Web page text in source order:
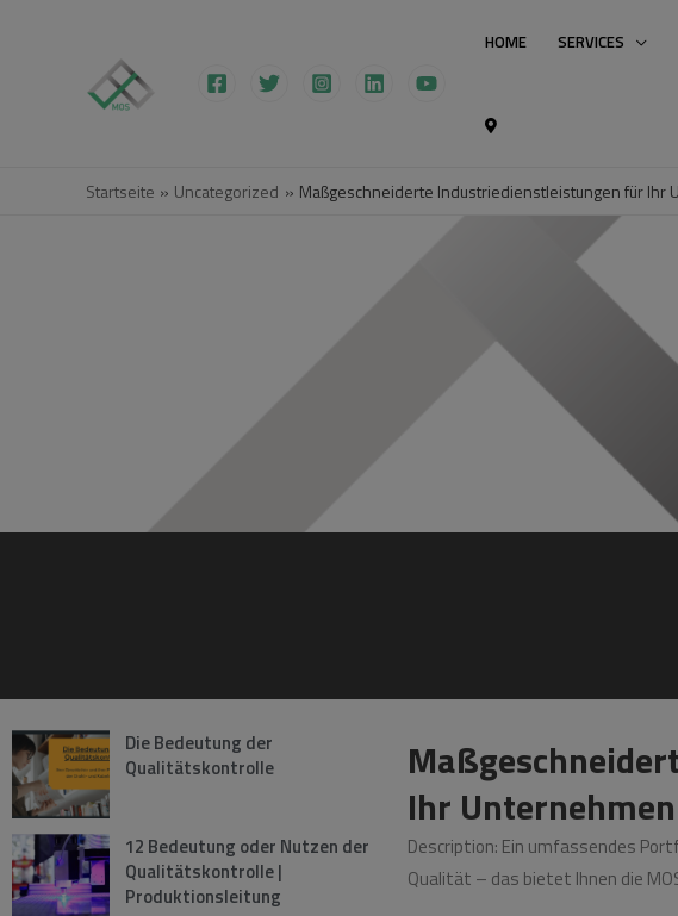
HOME SERVICES
Startseite Uncategorized Maßgeschneiderte Industriedienstleistungen für Ihr
Die Bedeutung der
Qualitätskontrolle
12 Bedeutung oder Nutzen der
Qualitätskontrolle |
Produktionsleitung
Ihr Unternehmen
Description: Ein umfassendes
Qualität – das bietet Ihnen die